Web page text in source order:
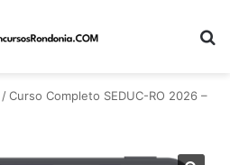
/Curso Completo SEDUC-RO 2026 –